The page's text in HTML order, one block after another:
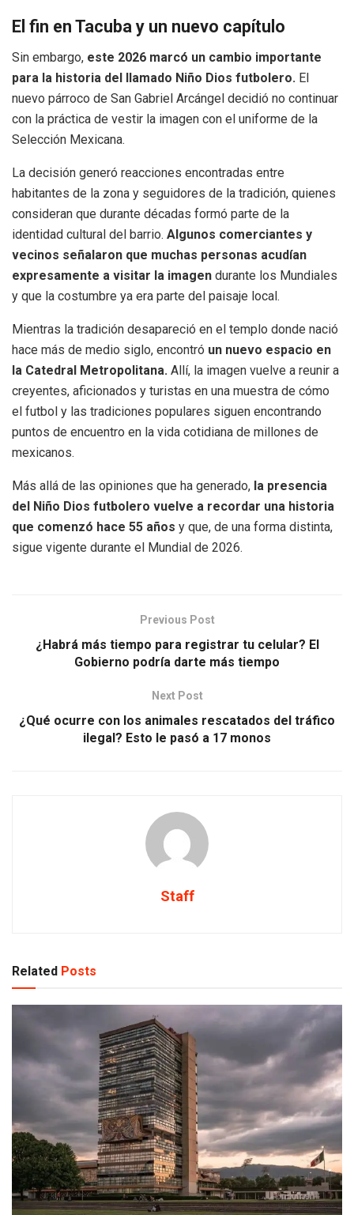
El fin en Tacuba y un nuevo capítulo
Sin embargo, este 2026 marcó un cambio importante
para la historia del llamado Niño Dios futbolero. El
nuevo párroco de San Gabriel Arcángel decidió no continuar
con la práctica de vestir la imagen con el uniforme de la
Selección Mexicana.
La decisión generó reacciones encontradas entre
habitantes de la zona y seguidores de la tradición, quienes
consideran que durante décadas formó parte de la
identidad cultural del barrio. Algunos comerciantes y
vecinos señalaron que muchas personas acudían
expresamente a visitar la imagen durante los Mundiales
y que la costumbre ya era parte del paisaje local.
Mientras la tradición desapareció en el templo donde nació
hace más de medio siglo, encontró un nuevo espacio en
la Catedral Metropolitana. Allí, la imagen vuelve a reunir a
creyentes, aficionados y turistas en una muestra de cómo
el futbol y las tradiciones populares siguen encontrando
puntos de encuentro en la vida cotidiana de millones de
mexicanos.
Más allá de las opiniones que ha generado, la presencia
del Niño Dios futbolero vuelve a recordar una historia
que comenzó hace 55 años y que, de una forma distinta,
sigue vigente durante el Mundial de 2026.
Previous Post
¿Habrá más tiempo para registrar tu celular? El
Gobierno podría darte más tiempo
Next Post
¿Qué ocurre con los animales rescatados del tráfico
ilegal? Esto le pasó a 17 monos
Staff
Related Posts